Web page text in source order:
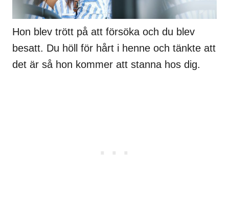
Hon blev trött på att försöka och du blev
besatt. Du höll för hårt i henne och tänkte att
det är så hon kommer att stanna hos dig.